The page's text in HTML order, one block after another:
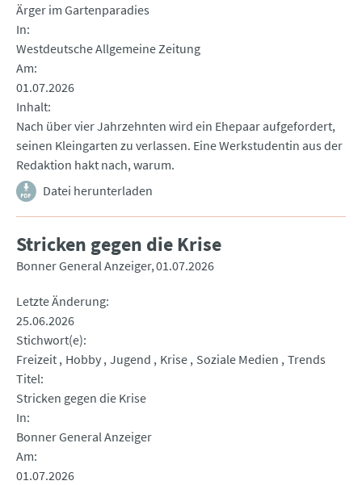
Ärger im Gartenparadies
In
Westdeutsche Allgemeine Zeitung
Am
01.07.2026
Inhalt
Nach über vier Jahrzehnten wird ein Ehepaar aufgefordert,
seinen Kleingarten zu verlassen. Eine Werkstudentin aus der
Redaktion hakt nach, warum.
Datei herunterladen
Stricken gegen die Krise
Bonner General Anzeiger 01.07.2026
Letzte Änderung
25.06.2026
Stichwort(e)
Freizeit Hobby Jugend Krise Soziale Medien Trends
Titel
Stricken gegen die Krise
In
Bonner General Anzeiger
Am
01.07.2026